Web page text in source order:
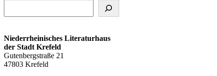
Niederrheinisches Literaturhaus
der Stadt Krefeld
Gutenbergstraße 21
47803 Krefeld